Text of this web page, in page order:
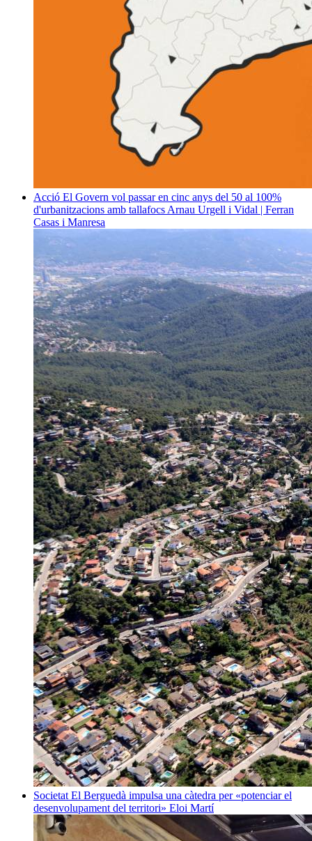
Acció El Govern vol passar en cinc anys del 50 al 100%
d'urbanitzacions amb tallafocs Arnau Urgell i Vidal | Ferran
Casas i Manresa
Societat El Berguedà impulsa una càtedra per «potenciar el
desenvolupament del territori» Eloi Martí